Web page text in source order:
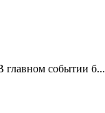
главном событии б...